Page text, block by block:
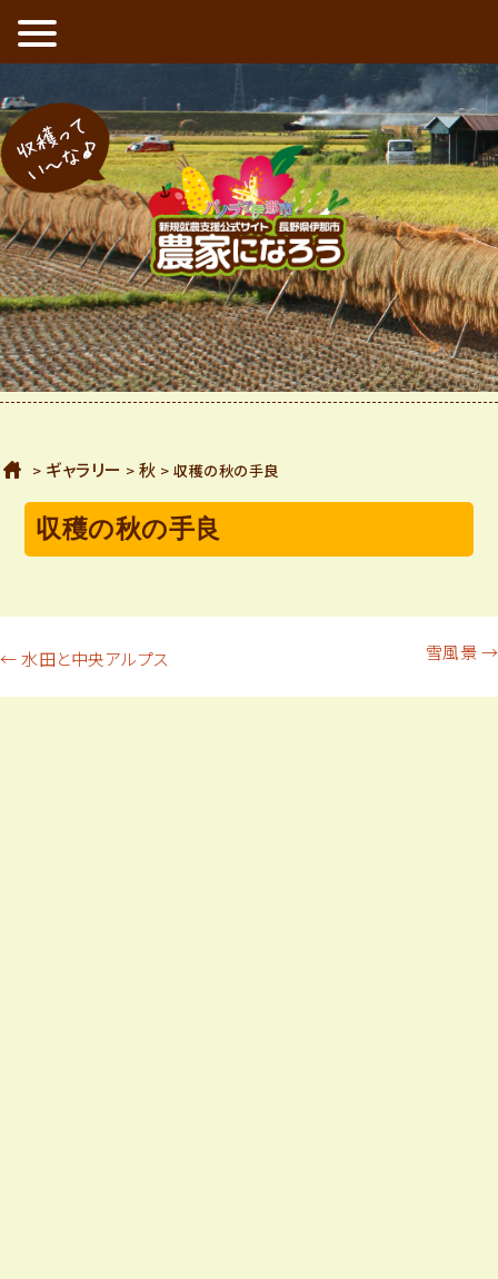
収穫ってい〜な
ホーム
> ギャラリー > 秋 > 収穫の秋の手良
収穫の秋の手良
投
←水田と中央アルプス 雪風景→